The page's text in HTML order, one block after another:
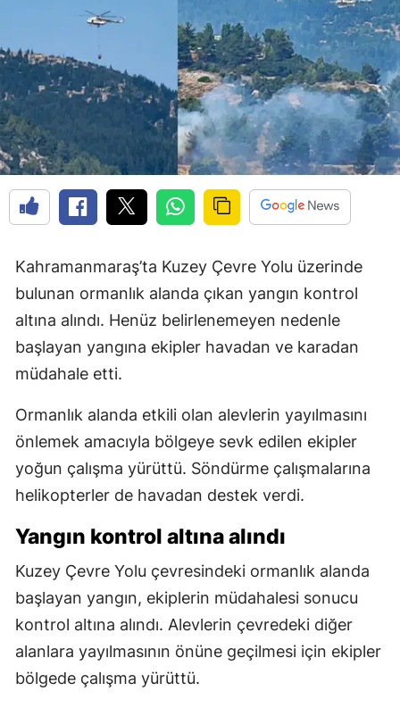
Kahramanmaraş’ta Kuzey Çevre Yolu üzerinde
bulunan ormanlık alanda çıkan yangın kontrol
altına alındı. Henüz belirlenemeyen nedenle
başlayan yangına ekipler havadan ve karadan
müdahale etti.
Ormanlık alanda etkili olan alevlerin yayılmasını
önlemek amacıyla bölgeye sevk edilen ekipler
yoğun çalışma yürüttü. Söndürme çalışmalarına
helikopterler de havadan destek verdi.
Yangın kontrol altına alındı
Kuzey Çevre Yolu çevresindeki ormanlık alanda
başlayan yangın, ekiplerin müdahalesi sonucu
kontrol altına alındı. Alevlerin çevredeki diğer
alanlara yayılmasının önüne geçilmesi için ekipler
bölgede çalışma yürüttü.